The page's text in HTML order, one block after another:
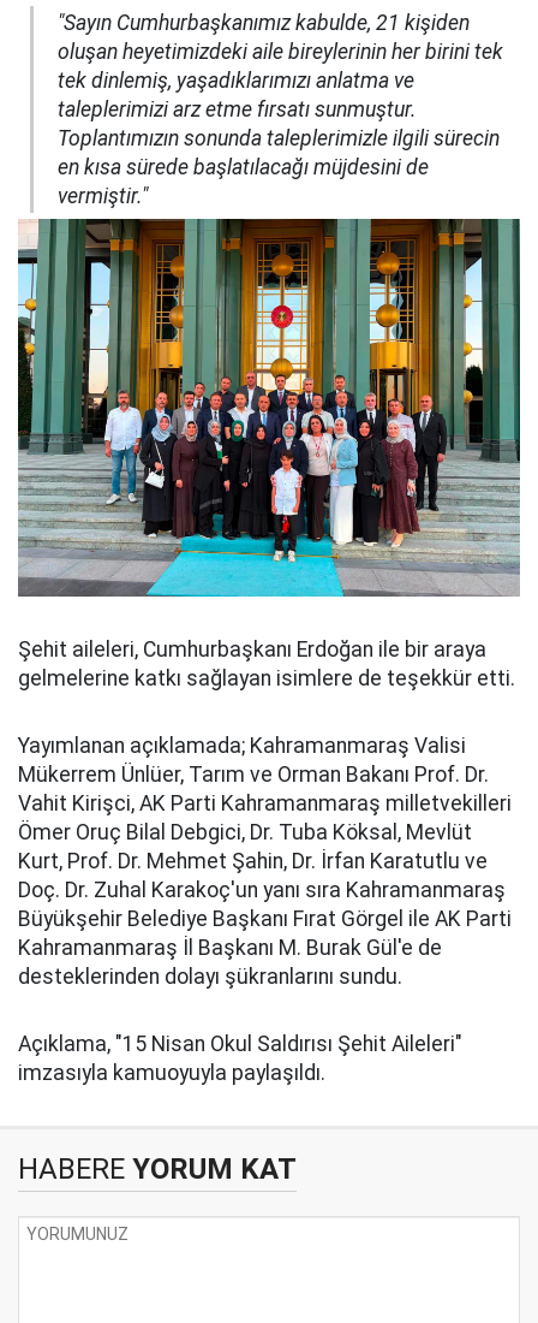
"Sayın Cumhurbaşkanımız kabulde, 21 kişiden
oluşan heyetimizdeki aile bireylerinin her birini tek
tek dinlemiş, yaşadıklarımızı anlatma ve
taleplerimizi arz etme fırsatı sunmuştur.
Toplantımızın sonunda taleplerimizle ilgili sürecin
en kısa sürede başlatılacağı müjdesini de
vermiştir."
Şehit aileleri, Cumhurbaşkanı Erdoğan ile bir araya
gelmelerine katkı sağlayan isimlere de teşekkür etti.
Yayımlanan açıklamada; Kahramanmaraş Valisi
Mükerrem Ünlüer, Tarım ve Orman Bakanı Prof. Dr.
Vahit Kirişci, AK Parti Kahramanmaraş milletvekilleri
Ömer Oruç Bilal Debgici, Dr. Tuba Köksal, Mevlüt
Kurt, Prof. Dr. Mehmet Şahin, Dr. İrfan Karatutlu ve
Doç. Dr. Zuhal Karakoç'un yanı sıra Kahramanmaraş
Büyükşehir Belediye Başkanı Fırat Görgel ile AK Parti
Kahramanmaraş İl Başkanı M. Burak Gül'e de
desteklerinden dolayı şükranlarını sundu.
Açıklama, "15 Nisan Okul Saldırısı Şehit Aileleri"
imzasıyla kamuoyuyla paylaşıldı.
HABERE YORUM KAT